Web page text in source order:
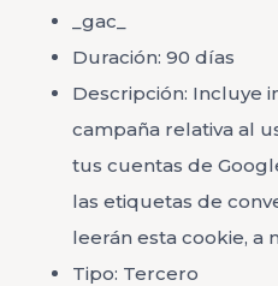
_gac_
Duración: 90 días
Descripción: Incluye
campaña relativa al
tus cuentas de
las etiquetas de
leerán esta cookie, a
Tipo: Tercero